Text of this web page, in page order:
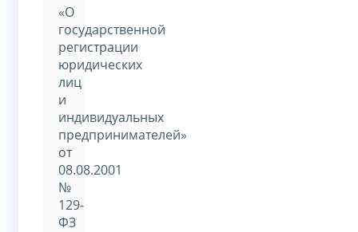
«О
государственной
регистрации
юридических
лиц
и
индивидуальных
предпринимателей»
от
08.08.2001
№
129-
ФЗ